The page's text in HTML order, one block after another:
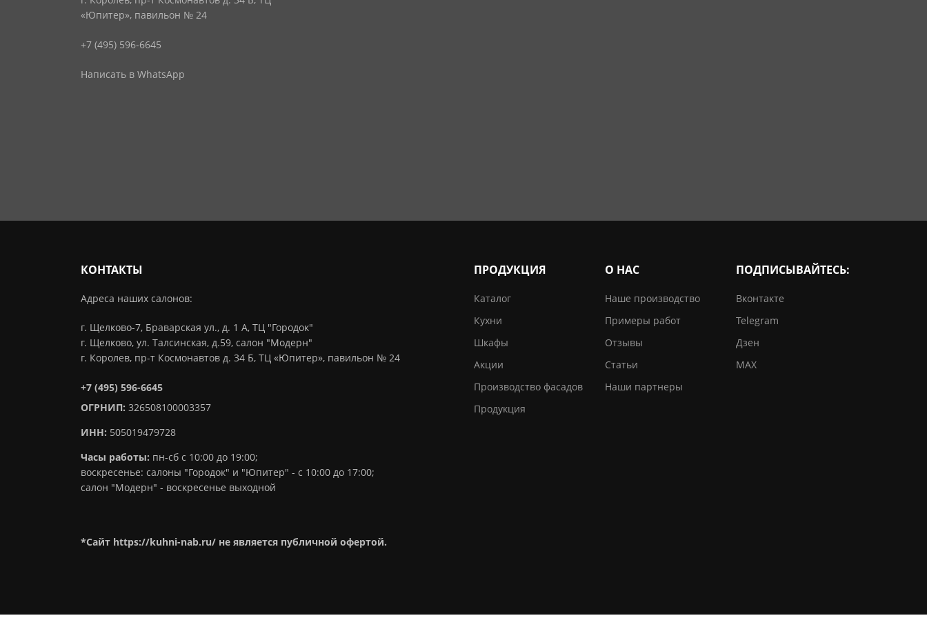
«Юпитер», павильон № 24
+7 (495) 596-6645
Написать в WhatsApp
КОНТАКТЫ
Адреса наших салонов:
г. Щелково-7, Браварская ул., д. 1 А, ТЦ "Городок"
г. Щелково, ул. Талсинская, д.59, салон "Модерн"
г. Королев, пр-т Космонавтов д. 34 Б, ТЦ «Юпитер», павильон № 24
+7 (495) 596-6645
ОГРНИП: 326508100003357
ИНН: 505019479728
Часы работы: пн-сб с 10:00 до 19:00;
воскресенье: салоны "Городок" и "Юпитер" - с 10:00 до 17:00;
салон "Модерн" - воскресенье выходной
*Сайт https://kuhni-nab.ru/ не является публичной офертой.
ПРОДУКЦИЯ
Каталог
Кухни
Шкафы
Акции
Производство фасадов
Продукция
О НАС
Наше производство
Примеры работ
Отзывы
Статьи
Наши партнеры
ПОДПИСЫВАЙТЕСЬ:
Вконтакте
Telegram
Дзен
MAX